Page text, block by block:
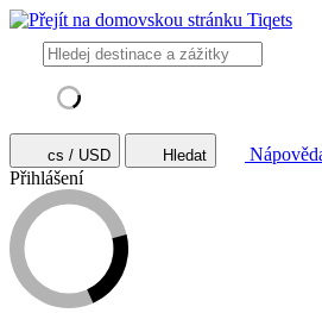
cs / USD Hledat
Přihlášení